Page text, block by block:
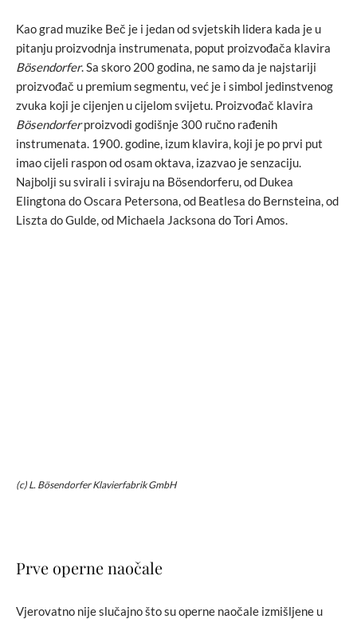
Kao grad muzike Beč je i jedan od svjetskih lidera kada je u
pitanju proizvodnja instrumenata, poput proizvođača klavira
Bösendorfer. Sa skoro 200 godina, ne samo da je najstariji
proizvođač u premium segmentu, već je i simbol jedinstvenog
zvuka koji je cijenjen u cijelom svijetu. Proizvođač klavira
Bösendorferproizvodi godišnje 300 ručno rađenih
instrumenata. 1900. godine, izum klavira, koji je po prvi put
imao cijeli raspon od osam oktava, izazvao je senzaciju.
Najbolji su svirali i sviraju na Bösendorferu, od Dukea
Elingtona do Oscara Petersona, od Beatlesa do Bernsteina, od
Liszta do Gulde, od Michaela Jacksona do Tori Amos.
(c) L. Bösendorfer Klavierfabrik GmbH
Prve operne naočale
Vjerovatno nije slučajno što su operne naočale izmišljene u